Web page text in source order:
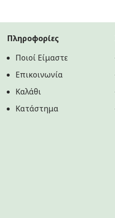
Πληροφορίες
Ποιοί Είμαστε
Επικοινωνία
Καλάθι
Κατάστημα